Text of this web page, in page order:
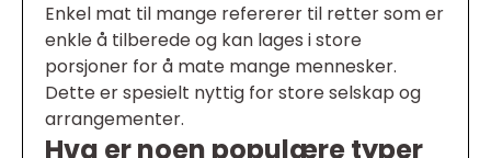
Enkel mat til mange refererer til retter som er
enkle å tilberede og kan lages i store
porsjoner for å mate mange mennesker.
Dette er spesielt nyttig for store selskap og
arrangementer.
Hva er noen populære typer